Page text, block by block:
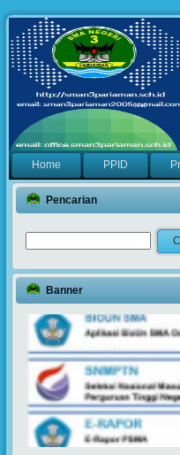
Home PPID
Pencarian
Banner